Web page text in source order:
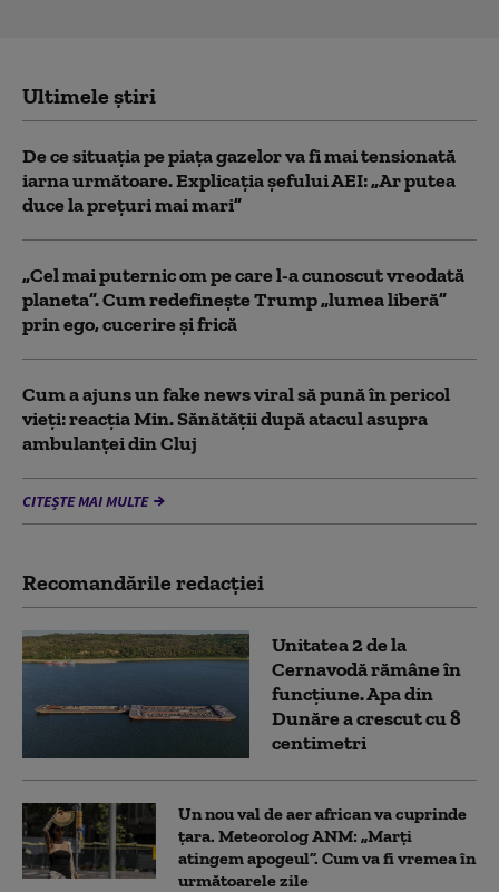
Ultimele știri
De ce situaţia pe piaţa gazelor va fi mai tensionată
iarna următoare. Explicația șefului AEI: „Ar putea
duce la preţuri mai mari”
„Cel mai puternic om pe care l-a cunoscut vreodată
planeta”. Cum redefinește Trump „lumea liberă”
prin ego, cucerire și frică
Cum a ajuns un fake news viral să pună în pericol
vieți: reacția Min. Sănătății după atacul asupra
ambulanței din Cluj
CITEȘTE MAI MULTE
Recomandările redacţiei
Unitatea 2 de la
Cernavodă rămâne în
funcțiune. Apa din
Dunăre a crescut cu 8
centimetri
Un nou val de aer african va cuprinde
țara. Meteorolog ANM: „Marți
atingem apogeul”. Cum va fi vremea în
următoarele zile